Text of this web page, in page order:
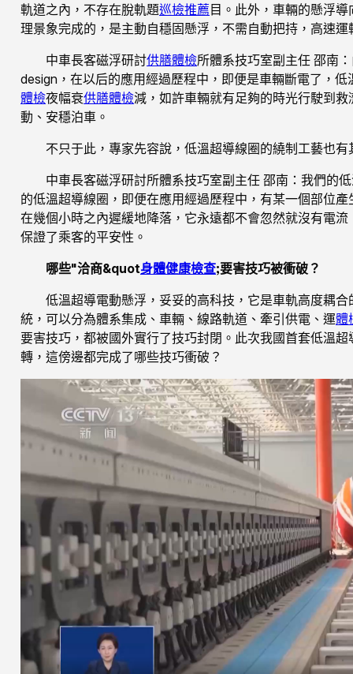
軌道之內，不存在脫軌題巡檢推薦目。此外，車輛的懸浮
理景象完成的，是主動自穩固懸浮，不需自動把持，高速
中車長客磁浮研討供膳體檢所體系技巧室副主任 邵南
design，在以后的應用經過歷程中，即便是車輛斷電了，
體檢夜幅衰供膳體檢減，如許車輛就有足夠的時光行駛到
動、安穩泊車。
不只于此，專家先容說，低溫超導線圈的繞制工藝也有
中車長客磁浮研討所體系技巧室副主任 邵南：我們的
的低溫超導線圈，即便在應用經過歷程中，有某一個部位
在幾個小時之內遲緩地降落，它永遠都不會忽然就沒有電
保證了乘客的平安性。
哪些"洽商&quot身體健康檢查;要害技巧被衝破？
低溫超導電動懸浮，妥妥的高科技，它是車軌高度耦
統，可以分為體系集成、車輛、線路軌道、牽引供電、運體
要害技巧，都被國外實行了技巧封閉。此次我國首套低溫
轉，這傍邊都完成了哪些技巧衝破？